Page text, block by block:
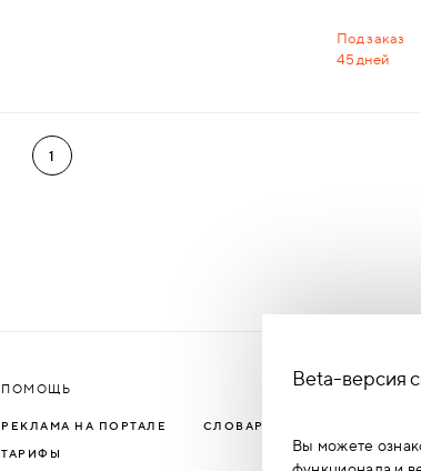
Под заказ
45 дней
1
ПОМОЩЬ
РЕКЛАМА НА ПОРТАЛЕ СЛОВАРЬ ТЕРМИНОВ
ТАРИФЫ
Beta-версия
Вы можете